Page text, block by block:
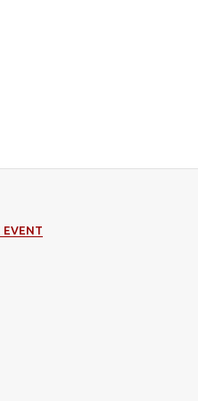
EVENT